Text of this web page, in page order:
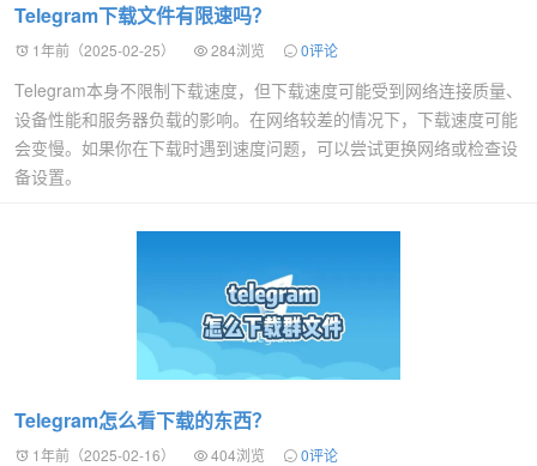
Telegram下载文件有限速吗？
1年前（2025-02-25） 284浏览 0评论
Telegram本身不限制下载速度，但下载速度可能受到网络连接质量、
设备性能和服务器负载的影响。在网络较差的情况下，下载速度可能
会变慢。如果你在下载时遇到速度问题，可以尝试更换网络或检查设
备设置。
Telegram怎么看下载的东西？
1年前（2025-02-16） 404浏览 0评论